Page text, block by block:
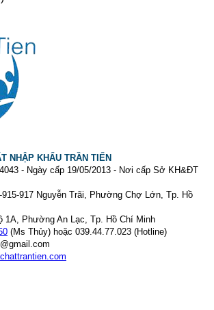
NHẬP KHẨU TRẦN TIẾN
- Ngày cấp 19/05/2013 - Nơi cấp Sở KH&ĐT
915-917 Nguyễn Trãi, Phường Chợ Lớn, Tp. Hồ
1A, Phường An Lạc, Tp. Hồ Chí Minh
(Ms Thủy) hoặc 039.44.77.023 (Hotline)